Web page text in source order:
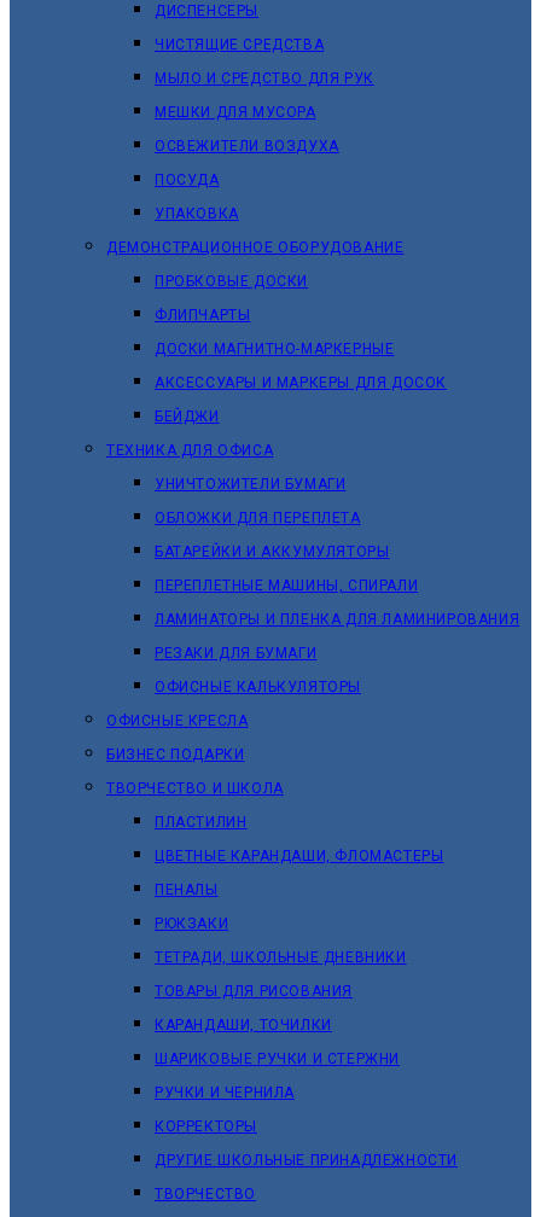
ДИСПЕНСЕРЫ
ЧИСТЯЩИЕ СРЕДСТВА
МЫЛО И СРЕДСТВО ДЛЯ РУК
МЕШКИ ДЛЯ МУСОРА
ОСВЕЖИТЕЛИ ВОЗДУХА
ПОСУДА
УПАКОВКА
ДЕМОНСТРАЦИОННОЕ ОБОРУДОВАНИЕ
ПРОБКОВЫЕ ДОСКИ
ФЛИПЧАРТЫ
ДОСКИ МАГНИТНО-МАРКЕРНЫЕ
АКСЕССУАРЫ И МАРКЕРЫ ДЛЯ ДОСОК
БЕЙДЖИ
ТЕХНИКА ДЛЯ ОФИСА
УНИЧТОЖИТЕЛИ БУМАГИ
ОБЛОЖКИ ДЛЯ ПЕРЕПЛЕТА
БАТАРЕЙКИ И АККУМУЛЯТОРЫ
ПЕРЕПЛЕТНЫЕ МАШИНЫ, СПИРАЛИ
ЛАМИНАТОРЫ И ПЛЕНКА ДЛЯ ЛАМИНИРОВАНИЯ
РЕЗАКИ ДЛЯ БУМАГИ
ОФИСНЫЕ КАЛЬКУЛЯТОРЫ
ОФИСНЫЕ КРЕСЛА
БИЗНЕС ПОДАРКИ
ТВОРЧЕСТВО И ШКОЛА
ПЛАСТИЛИН
ЦВЕТНЫЕ КАРАНДАШИ, ФЛОМАСТЕРЫ
ПЕНАЛЫ
РЮКЗАКИ
ТЕТРАДИ, ШКОЛЬНЫЕ ДНЕВНИКИ
ТОВАРЫ ДЛЯ РИСОВАНИЯ
КАРАНДАШИ, ТОЧИЛКИ
ШАРИКОВЫЕ РУЧКИ И СТЕРЖНИ
РУЧКИ И ЧЕРНИЛА
КОРРЕКТОРЫ
ДРУГИЕ ШКОЛЬНЫЕ ПРИНАДЛЕЖНОСТИ
ТВОРЧЕСТВО